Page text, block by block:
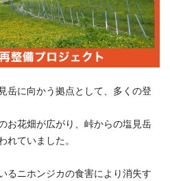
岳に向かう拠点として、多くの登
お花畑が広がり、峠からの塩見岳
れていました。
るニホンジカの食害により消失す